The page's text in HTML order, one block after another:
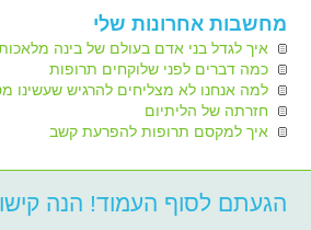
מחשבות אחרונות שלי
איך לגדל בני אדם בעולם של בינה
כמה דברים לפני שלוקחים תרופות
למה אנחנו לא מצליחים להרגיש שעשינו
חזרתה של הליתיום
איך למקסם תרופות להפרעת קשב
הגעתם לסוף העמוד! הנה